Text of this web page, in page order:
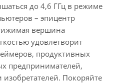
до 4,6 ГГц в режиме
– эпицентр
вершина
удовлетворит
продуктивных
предпринимателей,
Покоряйте